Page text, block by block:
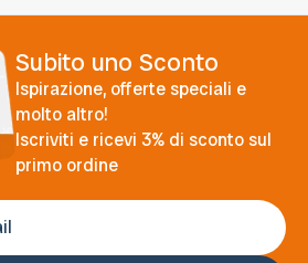
Subito uno Sconto
Ispirazione, offerte speciali e
molto altro!
Iscriviti e ricevi 3% di sconto sul
primo ordine